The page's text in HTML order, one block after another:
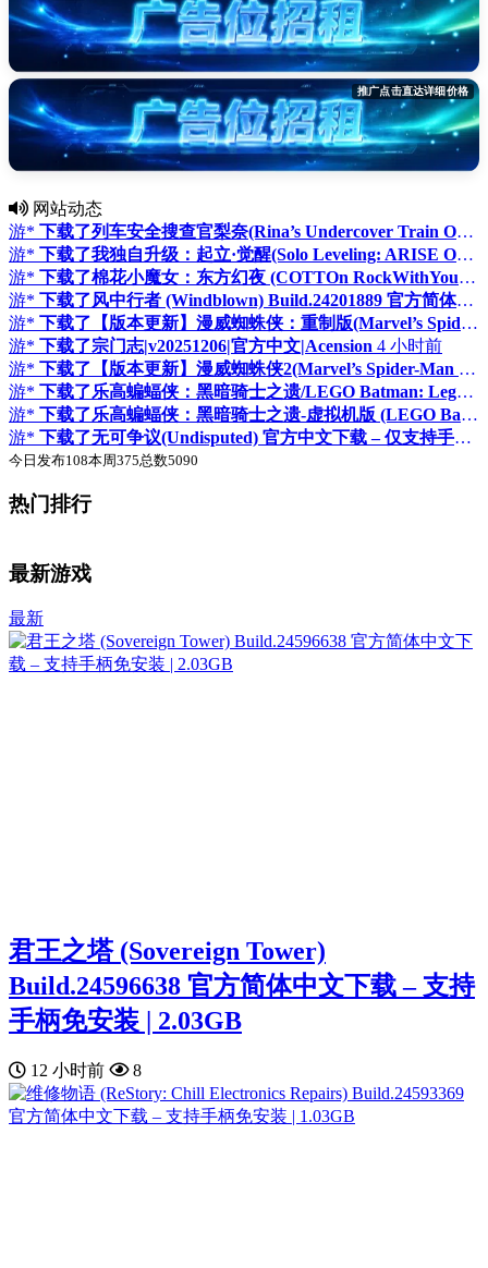
推广点击直达详细价格
网站动态
游* 下载了列车安全搜查官梨奈(Rina’s Undercover Train Operation) 官方中文下载 | 4.05G
游* 下载了我独自升级：起立·觉醒(Solo Leveling: ARISE OVERDRIVE) v1.1.89 官方简体中文下载 – 支持手柄免安装 | 44.9GB
游* 下载了棉花小魔女：东方幻夜 (COTTOn RockWithYou -ORIENTAL NIGHT DREAMS) Build.24533515 官方简体中文下载 – 支持手柄免安装 | 5.3GB
游* 下载了风中行者 (Windblown) Build.24201889 官方简体中文下载 – 支持手柄免安装 | 3.51GB
游* 下载了【版本更新】漫威蜘蛛侠：重制版(Marvel’s Spider-Man Remastered) v4.630.0.0 官方简体中文下载 – 支持手柄免安装 | 赠二十七项修改器 | 65.9GB
游* 下载了宗门志|v20251206|官方中文|Acension 4 小时前
游* 下载了【版本更新】漫威蜘蛛侠2(Marvel’s Spider-Man 2) v2.629.0.0 官方简体中文下载 – 支持手柄免安装 | 赠多项修改器 | 111GB
游* 下载了乐高蝙蝠侠：黑暗骑士之遗/LEGO Batman: Legacy of the Dark Knight
游* 下载了乐高蝙蝠侠：黑暗骑士之遗-虚拟机版 (LEGO Batman：Legacy of the Dark Knight HYPERVISOR) v1.008 官方简体中文下载 – 支持手柄免安装 | 39.4GB
游* 下载了无可争议(Undisputed) 官方中文下载 – 仅支持手柄免安装 | 17.1G
今日发布108本周375总数5090
热门排行
最新游戏
最新
君王之塔 (Sovereign Tower)
Build.24596638 官方简体中文下载 – 支持
手柄免安装 | 2.03GB
12 小时前 8